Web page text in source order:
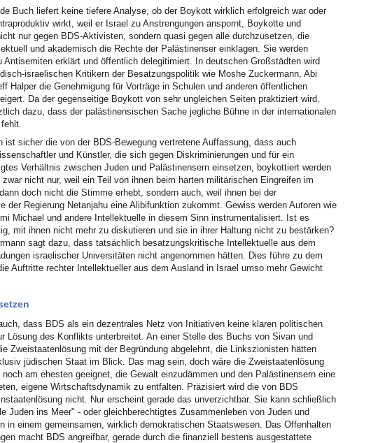
Buch liefert keine tiefere Analyse, ob der Boykott wirklich erfolgreich war oder
wirkt, weil er Israel zu Anstrengungen anspornt, Boykotte und
nur gegen BDS-Aktivisten, sondern quasi gegen alle durchzusetzen, die
und akademisch die Rechte der Palästinenser einklagen. Sie werden
Antisemiten erklärt und öffentlich delegitimiert. In deutschen Großstädten wird
israelischen Kritikern der Besatzungspolitik wie Moshe Zuckermann, Abi
Halper die Genehmigung für Vorträge in Schulen und anderen öffentlichen
Da der gegenseitige Boykott von sehr ungleichen Seiten praktiziert wird,
dazu, dass der palästinensischen Sache jegliche Bühne in der internationalen
ist sicher die von der BDS-Bewegung vertretene Auffassung, dass auch
und Künstler, die sich gegen Diskriminierungen und für ein
Verhältnis zwischen Juden und Palästinensern einsetzen, boykottiert werden
nicht nur, weil ein Teil von ihnen beim harten militärischen Eingreifen im
doch nicht die Stimme erhebt, sondern auch, weil ihnen bei der
der Regierung Netanjahu eine Alibifunktion zukommt. Gewiss werden Autoren wie
Michael und andere Intellektuelle in diesem Sinn instrumentalisiert. Ist es
mit ihnen nicht mehr zu diskutieren und sie in ihrer Haltung nicht zu bestärken?
sagt dazu, dass tatsächlich besatzungskritische Intellektuelle aus dem
israelischer Universitäten nicht angenommen hätten. Dies führe zu dem
Auftritte rechter Intellektueller aus dem Ausland in Israel umso mehr Gewicht
dass BDS als ein dezentrales Netz von Initiativen keine klaren politischen
Lösung des Konflikts unterbreitet. An einer Stelle des Buchs von Sivan und
Zweistaatenlösung mit der Begründung abgelehnt, die Linkszionisten hätten
jüdischen Staat im Blick. Das mag sein, doch wäre die Zweistaatenlösung
am ehesten geeignet, die Gewalt einzudämmen und den Palästinensern eine
eigene Wirtschaftsdynamik zu entfalten. Präzisiert wird die von BDS
nicht. Nur erscheint gerade das unverzichtbar. Sie kann schließlich
Juden ins Meer" - oder gleichberechtigtes Zusammenleben von Juden und
in einem gemeinsamen, wirklich demokratischen Staatswesen. Das Offenhalten
macht BDS angreifbar, gerade durch die finanziell bestens ausgestattete